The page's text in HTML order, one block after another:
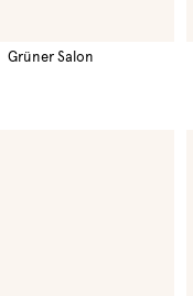
Grüner Salon